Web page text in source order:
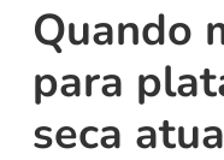
Quando
para
seca